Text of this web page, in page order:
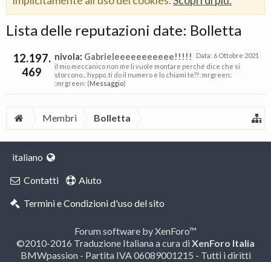
Lista delle reputazioni date: Bolletta
12.197.
469
Data: 6 Ottobre 2021
nivola: Gabrieleeeeeeeeeee!!!!!
il mio meccanico non me li vuole montare perché dice che si
storcono... hyppo, ti do il numero e lo chiami te?? :mrgreen:
:mrgreen: (Messaggio)
Membri Bolletta
italiano
Contatti
Aiuto
Termini e Condizioni d'uso del sito
Forum software by XenForo™
©2010-2016 Traduzione Italiana a cura diXenForo Italia
BMWpassion - Partita IVA 06089001215 - Tutti i diritti